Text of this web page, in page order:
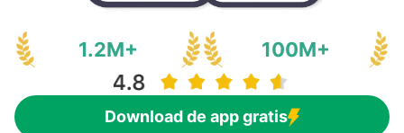
1.2M+ 100M+
Download de app gratis